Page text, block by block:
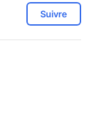
Suivre